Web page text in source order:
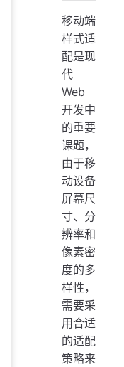
移动端
样式适
配是现
代
Web
开发中
的重要
课题，
由于移
动设备
屏幕尺
寸、分
辨率和
像素密
度的多
样性，
需要采
用合适
的适配
策略来